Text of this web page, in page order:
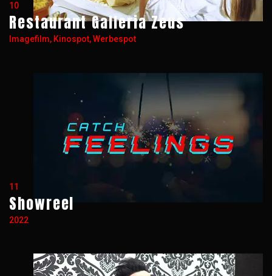
10
Restaurant Galleria Zeus
Imagefilm, Kinospot, Werbespot
11
Showreel
2022